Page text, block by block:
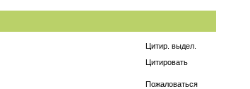
Цитир. выдел.
Цитировать
Пожаловаться